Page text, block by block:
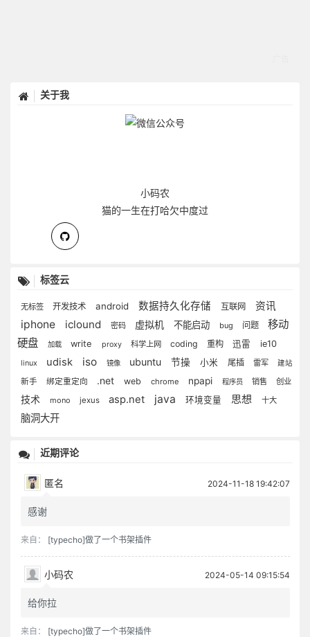
关于我
小码农
猫的一生在打哈欠中度过
标签云
无标签 开发技术 android 数据持久化存储 互联网 资讯
iphone iclound 密码 虚拟机 不能启动 bug 问题
移动
硬盘
加载 write proxy 科学上网 coding 重构 迅雷 ie10
linux udisk iso 镜像 ubuntu 节操 小米 尾插 雷军 建站
新手 绑定重定向 .net web chrome npapi 程序员 销售 创业
技术 mono jexus asp.net java 环境变量 思想 十大
脑洞大开
近期评论
匿名 2024-11-18 19:42:07
感谢
来自： [typecho]做了一个书架插件
小码农 2024-05-14 09:15:54
给你拉
来自： [typecho]做了一个书架插件